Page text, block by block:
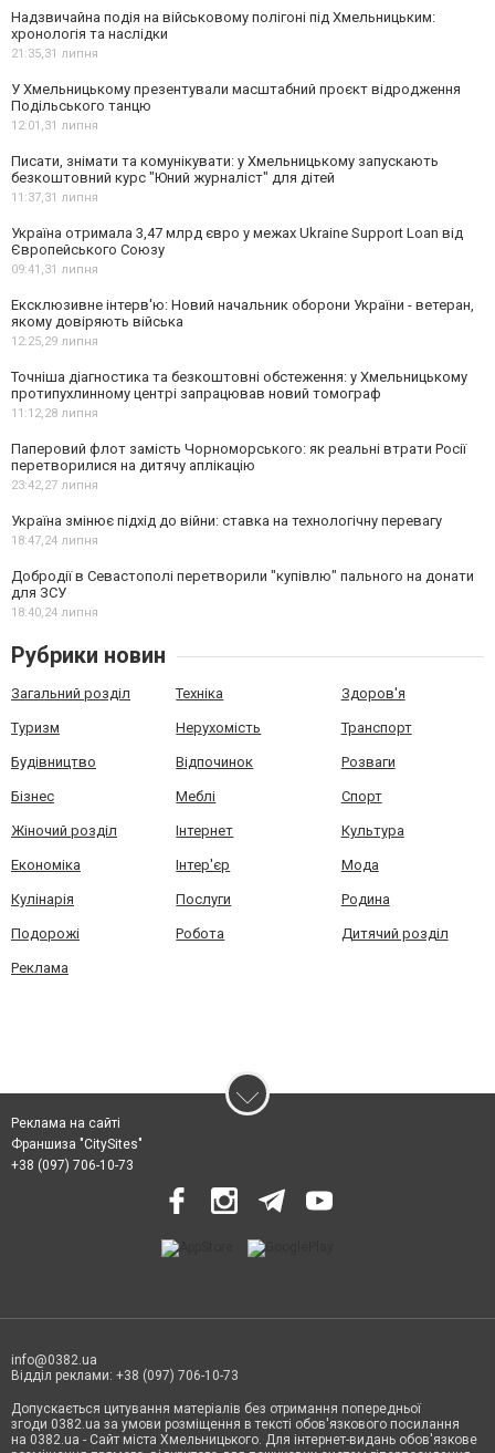
Надзвичайна подія на військовому полігоні під Хмельницьким:
хронологія та наслідки
21:35,31 липня
У Хмельницькому презентували масштабний проєкт відродження
Подільського танцю
12:01,31 липня
Писати, знімати та комунікувати: у Хмельницькому запускають
безкоштовний курс "Юний журналіст" для дітей
11:37,31 липня
Україна отримала 3,47 млрд євро у межах Ukraine Support Loan від
Європейського Союзу
09:41,31 липня
Ексклюзивне інтерв'ю: Новий начальник оборони України - ветеран,
якому довіряють війська
12:25,29 липня
Точніша діагностика та безкоштовні обстеження: у Хмельницькому
протипухлинному центрі запрацював новий томограф
11:12,28 липня
Паперовий флот замість Чорноморського: як реальні втрати Росії
перетворилися на дитячу аплікацію
23:42,27 липня
Україна змінює підхід до війни: ставка на технологічну перевагу
18:47,24 липня
Добродії в Севастополі перетворили "купівлю" пального на донати
для ЗСУ
18:40,24 липня
Рубрики новин
Загальний розділ Техніка Здоров'я
Туризм Нерухомість Транспорт
Будівництво Відпочинок Розваги
Бізнес Меблі Спорт
Жіночий розділ Інтернет Культура
Економіка Інтер'єр Мода
Кулінарія Послуги Родина
Подорожі Робота Дитячий розділ
Реклама
Реклама на сайті
Франшиза "CitySites"
+38 (097) 706-10-73
info@0382.ua
Відділ реклами: +38 (097) 706-10-73
Допускається цитування матеріалів без отримання попередньої
згоди 0382.ua за умови розміщення в тексті обов'язкового посилання
на 0382.ua - Сайт міста Хмельницького. Для інтернет-видань обов'язкове